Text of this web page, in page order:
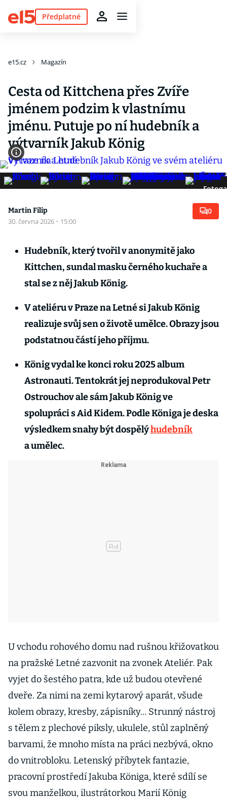
Předplatné
e15.cz Magazín
Cesta od Kittchena přes Zvíře
jménem podzim k vlastnímu
jménu. Putuje po ní hudebník a
výtvarník Jakub König
Martin Filip
30. června 2026 · 15:00
0
Hudebník, který tvořil v anonymitě jako
Kittchen, sundal masku černého kuchaře a
stal se z něj Jakub König.
V ateliéru v Praze na Letné si Jakub König
realizuje svůj sen o životě umělce. Obrazy jsou
podstatnou částí jeho příjmu.
König vydal ke konci roku 2025 album
Astronauti. Tentokrát jej neprodukoval Petr
Ostrouchov ale sám Jakub König ve
spolupráci s Aid Kidem. Podle Königa je deska
výsledkem snahy být dospělýhudebník
a umělec.
U vchodu rohového domu nad rušnou křižovatkou
na pražské Letné zazvonit na zvonek Ateliér. Pak
vyjet do šestého patra, kde už budou otevřené
dveře. Za nimi na zemi kytarový aparát, všude
kolem obrazy, kresby, zápisníky… Strunný nástroj
s tělem z plechové piksly, ukulele, stůl zaplněný
barvami, že mnoho místa na práci nezbývá, okno
do vnitrobloku. Letenský příbytek fantazie,
pracovní prostředí Jakuba Königa, které sdílí se
svou manželkou, ilustrátorkou Marií König